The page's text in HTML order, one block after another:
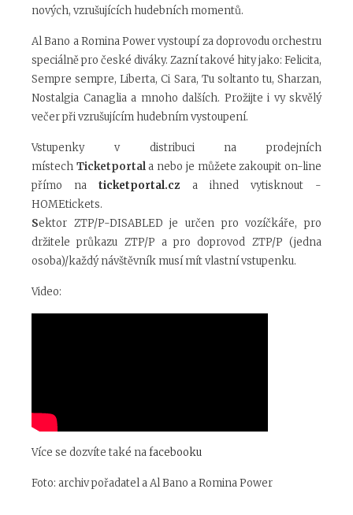
nových, vzrušujících hudebních momentů.
Al Bano a Romina Power vystoupí za doprovodu orchestru
speciálně pro české diváky. Zazní takové hity jako: Felicita,
Sempre sempre, Liberta, Ci Sara, Tu soltanto tu, Sharzan,
Nostalgia Canaglia a mnoho dalších. Prožijte i vy skvělý
večer při vzrušujícím hudebním vystoupení.
Vstupenky v distribuci na prodejních
místech Ticketportal a nebo je můžete zakoupit on-line
přímo na
ticketportal.cz
a ihned vytisknout -
HOMEtickets.
Sektor ZTP/P-DISABLED je určen pro vozíčkáře, pro
držitele průkazu ZTP/P a pro doprovod ZTP/P (jedna
osoba)/každý návštěvník musí mít vlastní vstupenku.
Video:
Více se dozvíte také nafacebooku
Foto: archiv pořadatel a Al Bano a Romina Power